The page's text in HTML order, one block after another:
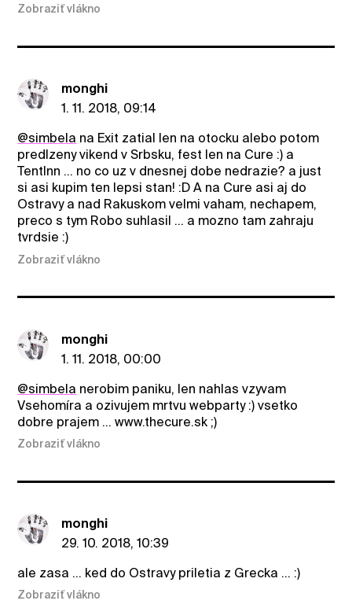
Zobraziť vlákno
monghi
1. 11. 2018, 09:14
@simbela na Exit zatial len na otocku alebo potom
predlzeny vikend v Srbsku, fest len na Cure :) a
TentInn ... no co uz v dnesnej dobe nedrazie? a just
si asi kupim ten lepsi stan! :D A na Cure asi aj do
Ostravy a nad Rakuskom velmi vaham, nechapem,
preco s tym Robo suhlasil ... a mozno tam zahraju
tvrdsie :)
Zobraziť vlákno
monghi
1. 11. 2018, 00:00
@simbela nerobim paniku, len nahlas vzyvam
Vsehomíra a ozivujem mrtvu webparty :) vsetko
dobre prajem ... www.thecure.sk ;)
Zobraziť vlákno
monghi
29. 10. 2018, 10:39
ale zasa ... ked do Ostravy priletia z Grecka ... :)
Zobraziť vlákno